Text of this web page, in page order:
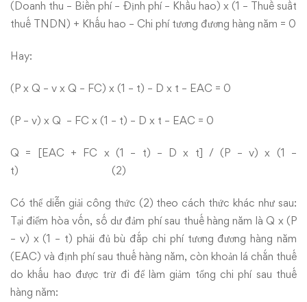
(Doanh thu – Biến phí – Định phí – Khấu hao) x (1 – Thuế suất
thuế TNDN) + Khấu hao – Chi phí tương đương hàng năm = 0
Hay:
(P x Q – v x Q – FC) x (1 – t) – D x t – EAC = 0
(P – v) x Q – FC x (1 – t) – D x t – EAC = 0
Q = [EAC + FC x (1 – t) – D x t] / (P – v) x (1 –
t) (2)
Có thể diễn giải công thức (2) theo cách thức khác như sau:
Tại điểm hòa vốn, số dư đảm phí sau thuế hàng năm là Q x (P
– v) x (1 – t) phải đủ bù đắp chi phí tương đương hàng năm
(EAC) và định phí sau thuế hàng năm, còn khoản lá chắn thuế
do khấu hao được trừ đi để làm giảm tổng chi phí sau thuế
hàng năm: